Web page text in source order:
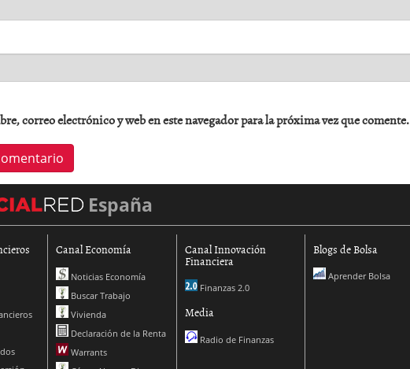
correo electrónico y web en este navegador para la próxima vez que comente.
España
Canal Economía
Noticias Economía
Buscar Trabajo
Vivienda
Declaración de la Renta
Warrants
Canal Innovación
Financiera
Finanzas 2.0
Media
Radio de Finanzas
Blogs de Bolsa
Aprender Bolsa